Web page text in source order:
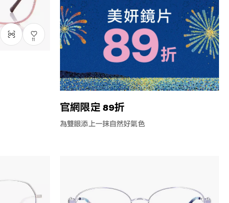
官網限定 89折
為雙眼添上一抹自然好氣色
11